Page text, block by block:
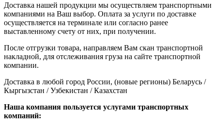
Доставка нашей продукции мы осуществляем транспортными
компаниями на Ваш выбор. Оплата за услуги по доставке
осуществляется на терминале или согласно ранее
выставленному счету от них, при получении.
После отгрузки товара, направляем Вам скан транспортной
накладной, для отслеживания груза на сайте транспортной
компании.
Доставка в любой город России, (новые регионы) Беларусь /
Кыргызстан / Узбекистан / Казахстан
Наша компания пользуется услугами транспортных
компаний: